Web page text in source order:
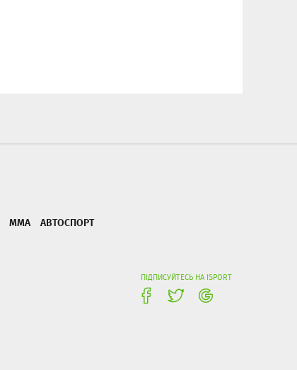
ММА АВТОСПОРТ
ПІДПИСУЙТЕСЬ НА ISPORT